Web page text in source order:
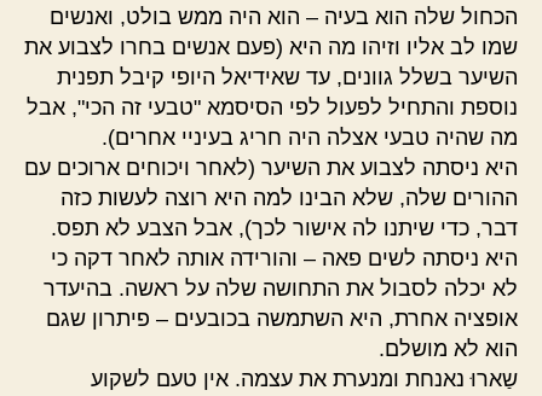
הכחול שלה הוא בעיה – הוא היה ממש בולט, ואנשים
שמו לב אליו וזיהו מה היא (פעם אנשים בחרו לצבוע את
השיער בשלל גוונים, עד שאידיאל היופי קיבל תפנית
נוספת והתחיל לפעול לפי הסיסמא "טבעי זה הכי", אבל
מה שהיה טבעי אצלה היה חריג בעיניי אחרים).
היא ניסתה לצבוע את השיער (לאחר ויכוחים ארוכים עם
ההורים שלה, שלא הבינו למה היא רוצה לעשות כזה
דבר, כדי שיתנו לה אישור לכך), אבל הצבע לא תפס.
היא ניסתה לשים פאה – והורידה אותה לאחר דקה כי
לא יכלה לסבול את התחושה שלה על ראשה. בהיעדר
אופציה אחרת, היא השתמשה בכובעים – פיתרון שגם
הוא לא מושלם.
שַארוּ נאנחת ומנערת את עצמה. אין טעם לשקוע